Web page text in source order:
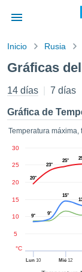
de
por
para
que la
que se
a este
las
y
digital
basada
Inicio Rusia
Gráficas
14 días 7 días
Gráfica de
Temperatura
Lun 10 Mié 12
5
10
15
20
25
30
°C
20°
23°
25°
9° 9°
15°